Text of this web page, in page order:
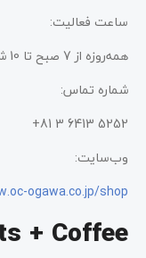
ساعت فعالیت:
همه‌روزه از 7 صبح تا 10 شب
شماره تماس:
5252 6413 3 81+
وب‌سایت:
ogawa.co.jp/shop/
+ Coffee